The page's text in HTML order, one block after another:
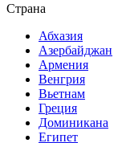
Страна
Абхазия
Азербайджан
Армения
Венгрия
Вьетнам
Греция
Доминикана
Египет